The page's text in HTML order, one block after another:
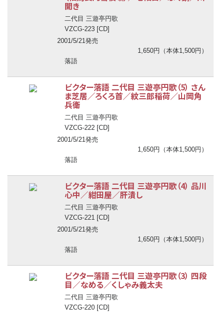
開き
二代目 三遊亭円歌
VZCG-223 [CD]
2001/5/21発売
1,650円（本体1,500円）
落語
ビクター落語 二代目 三遊亭円歌（5） さん
ま芝居／ろくろ首／紋三郎稲荷／山岡角
兵衛
二代目 三遊亭円歌
VZCG-222 [CD]
2001/5/21発売
1,650円（本体1,500円）
落語
ビクター落語 二代目 三遊亭円歌（4） 品川
心中／紺田屋／肝潰し
二代目 三遊亭円歌
VZCG-221 [CD]
2001/5/21発売
1,650円（本体1,500円）
落語
ビクター落語 二代目 三遊亭円歌（3） 四段
目／なめる／くしゃみ義太夫
二代目 三遊亭円歌
VZCG-220 [CD]